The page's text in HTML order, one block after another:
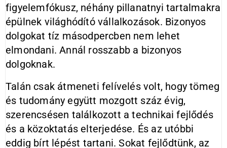
figyelemfókusz, néhány pillanatnyi tartalmakra
épülnek világhódító vállalkozások. Bizonyos
dolgokat tíz másodpercben nem lehet
elmondani. Annál rosszabb a bizonyos
dolgoknak.
Talán csak átmeneti felívelés volt, hogy tömeg
és tudomány együtt mozgott száz évig,
szerencsésen találkozott a technikai fejlődés
és a közoktatás elterjedése. És az utóbbi
eddig bírt lépést tartani. Sokat fejlődtünk, az